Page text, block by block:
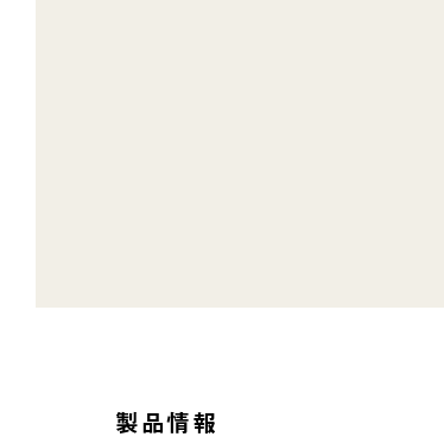
製品情報